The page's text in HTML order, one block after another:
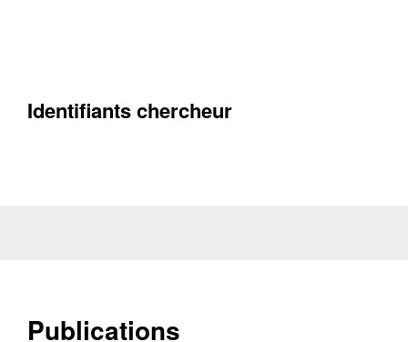
Identifiants chercheur
Publications